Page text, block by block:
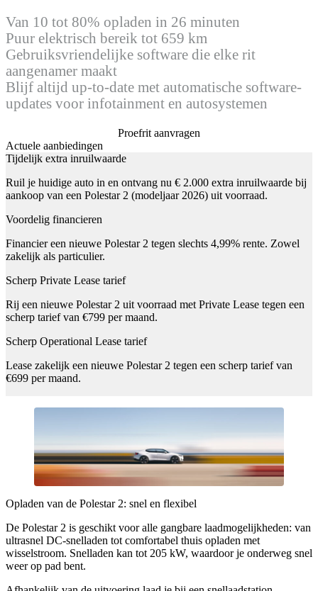
Van 10 tot 80% opladen in 26 minuten
Puur elektrisch bereik tot 659 km
Gebruiksvriendelijke software die elke rit
aangenamer maakt
Blijf altijd up-to-date met automatische software-
updates voor infotainment en autosystemen
Proefrit aanvragen
Actuele aanbiedingen
Tijdelijk extra inruilwaarde
Ruil je huidige auto in en ontvang nu € 2.000 extra inruilwaarde bij
aankoop van een Polestar 2 (modeljaar 2026) uit voorraad.
Voordelig financieren
Financier een nieuwe Polestar 2 tegen slechts 4,99% rente. Zowel
zakelijk als particulier.
Scherp Private Lease tarief
Rij een nieuwe Polestar 2 uit voorraad met Private Lease tegen een
scherp tarief van €799 per maand.
Scherp Operational Lease tarief
Lease zakelijk een nieuwe Polestar 2 tegen een scherp tarief van
€699 per maand.
Opladen van de Polestar 2: snel en flexibel
De Polestar 2 is geschikt voor alle gangbare laadmogelijkheden: van
ultrasnel DC-snelladen tot comfortabel thuis opladen met
wisselstroom. Snelladen kan tot 205 kW, waardoor je onderweg snel
weer op pad bent.